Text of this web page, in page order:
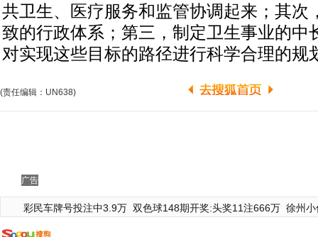
共卫生、医疗服务和监管协调起来；其次
致的行政体系；第三，制定卫生事业的中
对实现这些目标的路径进行科学合理的规
(责任编辑：UN638)
广告
彩民车牌号投注中3.9万 双色球148期开奖:头奖11注666万 徐州